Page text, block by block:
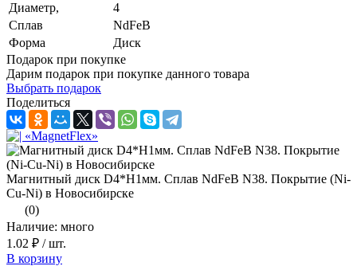
Диаметр,
4
Сплав
NdFeB
Форма
Диск
Подарок при покупке
Дарим подарок при покупке данного товара
Выбрать подарок
Поделиться
Магнитный диск D4*H1мм. Сплав NdFeB N38. Покрытие (Ni-
Cu-Ni) в Новосибирске
(0)
Наличие: много
1.02 ₽ / шт.
В корзину